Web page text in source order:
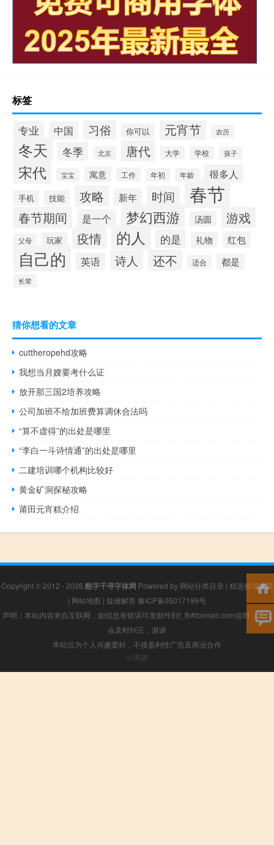
标签
专业 中国 习俗 你可以 元宵节 农历
冬天 冬季 北京 唐代 大学 学校 孩子
宋代 宝宝 寓意 工作 年初 年龄 很多人
手机 技能 攻略 新年 时间 春节
春节期间 是一个 梦幻西游 汤圆 游戏
父母 玩家 疫情 的人 的是 礼物 红包
自己的 英语 诗人 还不 适合 都是
长辈
猜你想看的文章
cuttheropehd攻略
我想当月嫂要考什么证
放开那三国2培养攻略
公司加班不给加班费算调休合法吗
“算不虚得”的出处是哪里
“李白一斗诗情通”的出处是哪里
二建培训哪个机构比较好
黄金矿洞探秘攻略
莆田元宵糕介绍
Copyright © 2012 - 2026 酷字千寻字体网 Powered by 网站分类目录 | 精选推荐文章
| 网站地图 | 疑难解答 豫ICP备05017199号
声明：本站内容来自互联网，如信息有错误可发邮件到f_fb#foxmail.com说明，我们
会及时纠正，谢谢
本站仅为个人兴趣爱好，不接盈利性广告及商业合作
小男孩